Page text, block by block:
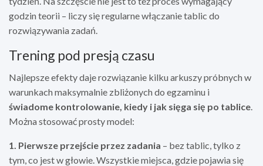
godzin teorii – liczy się regularne włączanie tablic do
rozwiązywania zadań.
Trening pod presją czasu
Najlepsze efekty daje rozwiązanie kilku arkuszy próbnych w
warunkach maksymalnie zbliżonych do egzaminu i
świadome kontrolowanie, kiedy i jak sięga się po tablice.
Można stosować prosty model:
1. Pierwsze przejście przez zadania – bez tablic, tylko z
tym, co jest w głowie. Wszystkie miejsca, gdzie pojawia się